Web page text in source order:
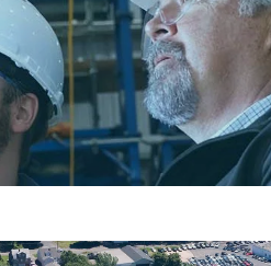
Thermoplaste
Thermosets